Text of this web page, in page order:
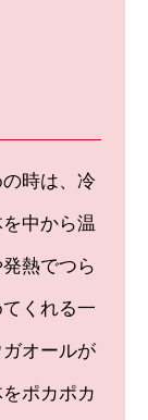
時は、冷
中から温
熱でつら
くれる一
オールが
ポカポカ